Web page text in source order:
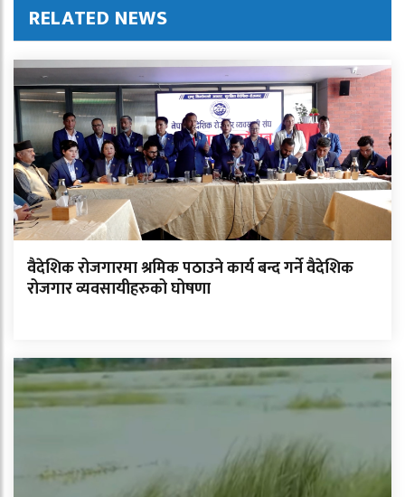
RELATED NEWS
वैदेशिक रोजगारमा श्रमिक पठाउने कार्य बन्द गर्ने वैदेशिक
रोजगार व्यवसायीहरुको घोषणा